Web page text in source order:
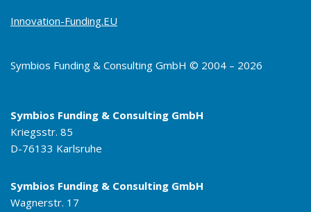
Innovation-Funding.EU
Symbios Funding & Consulting GmbH © 2004 – 2026
Symbios Funding & Consulting GmbH
Kriegsstr. 85
D-76133 Karlsruhe
Symbios Funding & Consulting GmbH
Wagnerstr. 17